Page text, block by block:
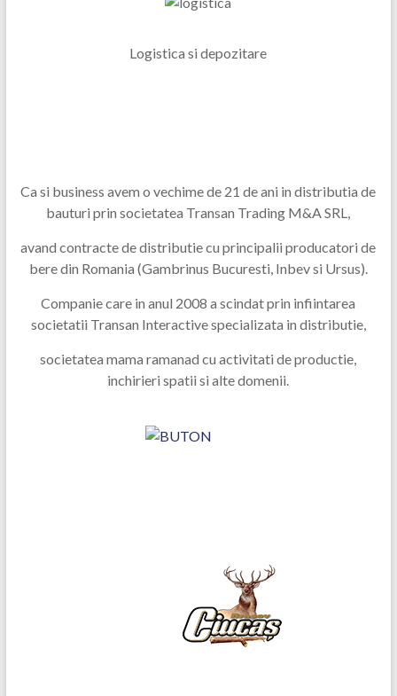
Logistica si depozitare
Ca si business avem o vechime de 21 de ani in distributia de
bauturi prin societatea Transan Trading M&A SRL,
avand contracte de distributie cu principalii producatori de
bere din Romania (Gambrinus Bucuresti, Inbev si Ursus).
Companie care in anul 2008 a scindat prin infiintarea
societatii Transan Interactive specializata in distributie,
societatea mama ramanad cu activitati de productie,
inchirieri spatii si alte domenii.